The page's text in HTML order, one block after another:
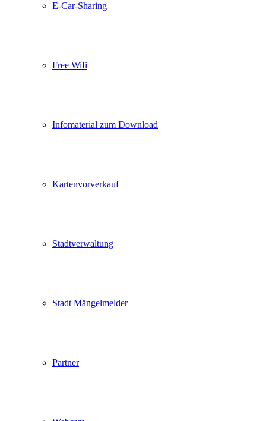
E-Car-Sharing
Free Wifi
Infomaterial zum Download
Kartenvorverkauf
Stadtverwaltung
Stadt Mängelmelder
Partner